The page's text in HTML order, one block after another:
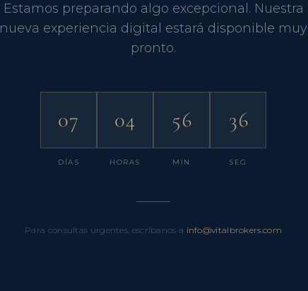
Estamos preparando algo excepcional. Nuestra
nueva experiencia digital estará disponible muy
pronto.
07
DÍAS
04
HORAS
56
MIN
36
SEG
Para consultas urgentes, escríbanos a info@vitalbrokers.com